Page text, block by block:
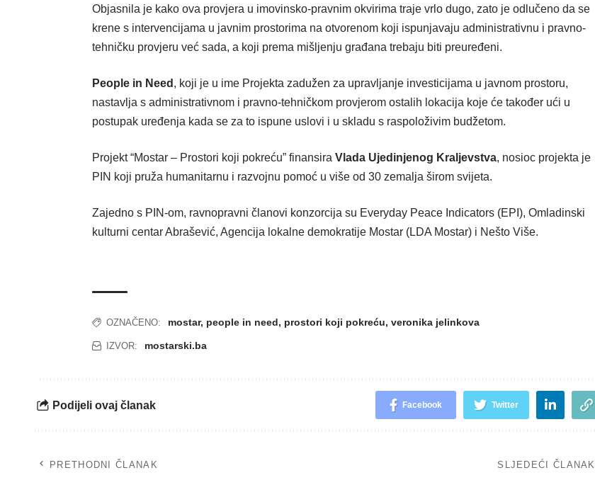
Objasnila je kako ova provjera u imovinsko-pravnim okvirima traje vrlo dugo, zato je odlučeno da se
krene s intervencijama u javnim prostorima na otvorenom koji ispunjavaju administrativnu i pravno-
tehničku provjeru već sada, a koji prema mišljenju građana trebaju biti preuređeni.
People in Need , koji je u ime Projekta zadužen za upravljanje investicijama u javnom prostoru,
nastavlja s administrativnom i pravno-tehničkom provjerom ostalih lokacija koje će također ući u
postupak uređenja kada se za to ispune uslovi i u skladu s raspoloživim budžetom.
Projekt “Mostar – Prostori koji pokreću” finansira Vlada Ujedinjenog Kraljevstva, nosioc projekta je
PIN koji pruža humanitarnu i razvojnu pomoć u više od 30 zemalja širom svijeta.
Zajedno s PIN-om, ravnopravni članovi konzorcija su Everyday Peace Indicators (EPI), Omladinski
kulturni centar Abrašević, Agencija lokalne demokratije Mostar (LDA Mostar) i Nešto Više.
OZNAČENO: mostar, people in need, prostori koji pokreću, veronika jelinkova
IZVOR: mostarski.ba
Podijeli ovaj članak Facebook Twitter
PRETHODNI ČLANAK SLJEDEĆI ČLANAK